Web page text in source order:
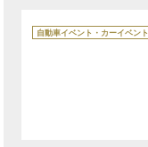
テ
ゴ
自動車イベント・カーイベント